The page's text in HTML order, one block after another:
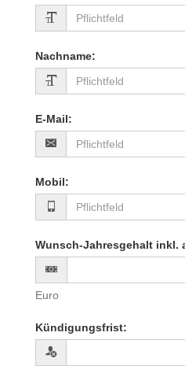
Nachname:
E-Mail:
Mobil:
Wunsch-Jahresgehalt inkl.
Euro
Kündigungsfrist: